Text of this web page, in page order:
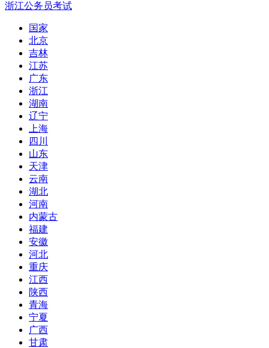
浙江公务员考试
国家
北京
吉林
江苏
广东
浙江
湖南
辽宁
上海
四川
山东
天津
云南
湖北
河南
内蒙古
福建
安徽
河北
重庆
江西
陕西
青海
宁夏
广西
甘肃